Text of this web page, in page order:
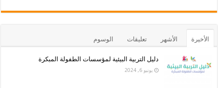
الأخيرة الأشهر تعليقات الوسوم
دليل التربية البيئية لمؤسسات الطفولة المبكرة
يونيو 6, 2024